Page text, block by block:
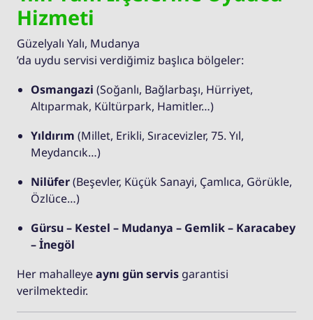
Hizmeti
Güzelyalı Yalı, Mudanya
’da uydu servisi verdiğimiz başlıca bölgeler:
Osmangazi (Soğanlı, Bağlarbaşı, Hürriyet,
Altıparmak, Kültürpark, Hamitler…)
Yıldırım (Millet, Erikli, Sıracevizler, 75. Yıl,
Meydancık…)
Nilüfer(Beşevler, Küçük Sanayi, Çamlıca, Görükle,
Özlüce…)
Gürsu – Kestel – Mudanya – Gemlik – Karacabey
– İnegöl
Her mahalleyeaynı gün servis garantisi
verilmektedir.